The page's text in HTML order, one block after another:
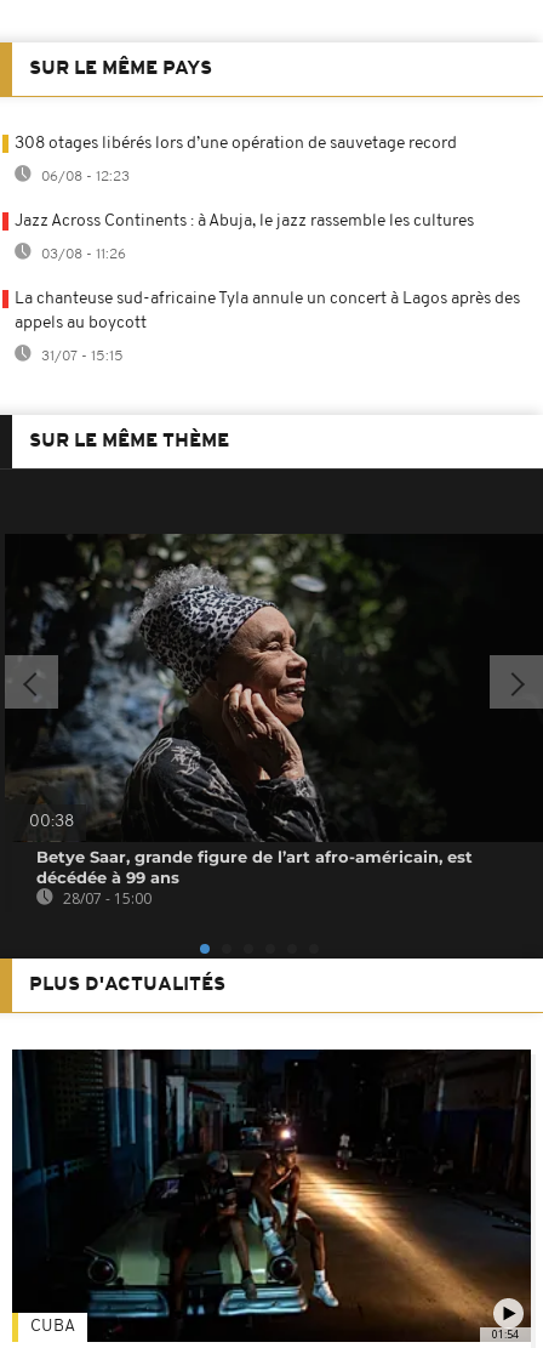
SUR LE MÊME PAYS
308 otages libérés lors d’une opération de sauvetage record
06/08 - 12:23
Jazz Across Continents : à Abuja, le jazz rassemble les cultures
03/08 - 11:26
La chanteuse sud-africaine Tyla annule un concert à Lagos après des
appels au boycott
31/07 - 15:15
SUR LE MÊME THÈME
00:38
Betye Saar, grande figure de l’art afro-américain, est
décédée à 99 ans
28/07 - 15:00
PLUS D'ACTUALITÉS
01:54
CUBA